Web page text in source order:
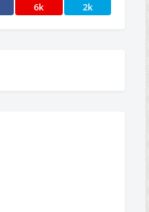
6k 2k